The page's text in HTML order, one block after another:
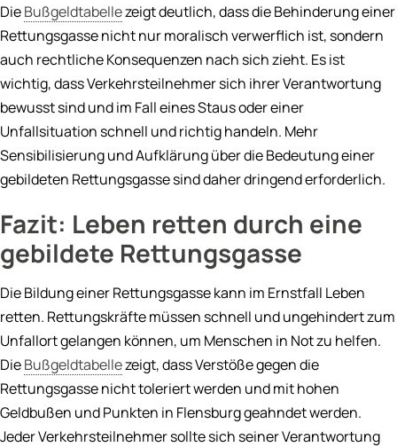
DieBußgeldtabellezeigt deutlich, dass die Behinderung einer
Rettungsgasse nicht nur moralisch verwerflich ist, sondern
auch rechtliche Konsequenzen nach sich zieht. Es ist
wichtig, dass Verkehrsteilnehmer sich ihrer Verantwortung
bewusst sind und im Fall eines Staus oder einer
Unfallsituation schnell und richtig handeln. Mehr
Sensibilisierung und Aufklärung über die Bedeutung einer
gebildeten Rettungsgasse sind daher dringend erforderlich.
Fazit: Leben retten durch eine
gebildete Rettungsgasse
Die Bildung einer Rettungsgasse kann im Ernstfall Leben
retten. Rettungskräfte müssen schnell und ungehindert zum
Unfallort gelangen können, um Menschen in Not zu helfen.
DieBußgeldtabellezeigt, dass Verstöße gegen die
Rettungsgasse nicht toleriert werden und mit hohen
Geldbußen und Punkten in Flensburg geahndet werden.
Jeder Verkehrsteilnehmer sollte sich seiner Verantwortung